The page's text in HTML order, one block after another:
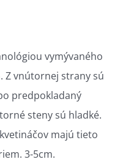
vymývaného
Z vnútornej strany sú
predpokladaný
steny sú hladké.
majú tieto
3-5cm.